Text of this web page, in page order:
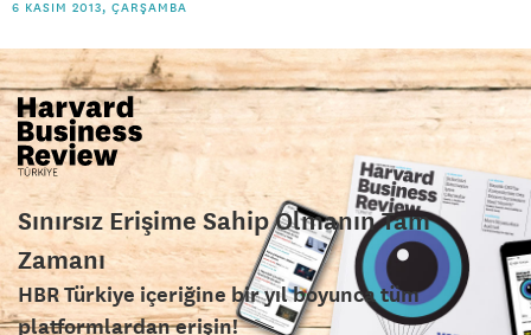
6 KASIM 2013, ÇARŞAMBA
Sınırsız Erişime Sahip Olmanın Tam
Zamanı
HBR Türkiye içeriğine bir yıl boyunca tüm
platformlardan erişin!